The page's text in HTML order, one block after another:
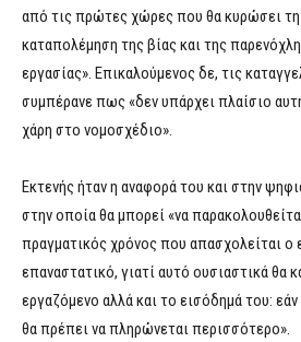
από τις πρώτες χώρες που θα κυρώσει τη
καταπολέμηση της βίας και της
εργασίας». Επικαλούμενος δε, τις
συμπέρανε πως «δεν υπάρχει πλαίσιο
χάρη στο νομοσχέδιο».
Εκτενής ήταν η αναφορά του και στην
στην οποία θα μπορεί «να
πραγματικός χρόνος που απασχολείται ο
επαναστατικό, γιατί αυτό ουσιαστικά θα
εργαζόμενο αλλά και το εισόδημά του:
θα πρέπει να πληρώνεται περισσότερο».